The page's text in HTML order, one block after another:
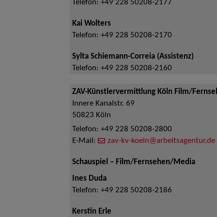
Telefon: +49 228 50208-2177
Kai Wolters
Telefon: +49 228 50208-2170
Sylta Schiemann-Correia (Assistenz)
Telefon: +49 228 50208-2160
ZAV-Künstlervermittlung Köln Film/
Innere Kanalstr. 69
50823 Köln
Telefon: +49 228 50208-2800
E-Mail:
zav-kv-koeln@arbeitsagentur.de
Schauspiel – Film/Fernsehen/Media
Ines Duda
Telefon: +49 228 50208-2186
Kerstin Erle